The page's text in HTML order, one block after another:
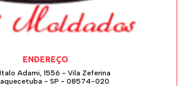
ENDEREÇO
Adami, 1556 - Vila Zeferina
- SP - 08574-020